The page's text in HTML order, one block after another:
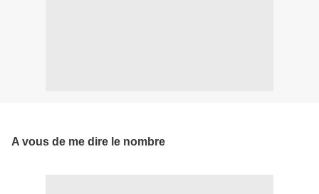
A vous de me dire le nombre